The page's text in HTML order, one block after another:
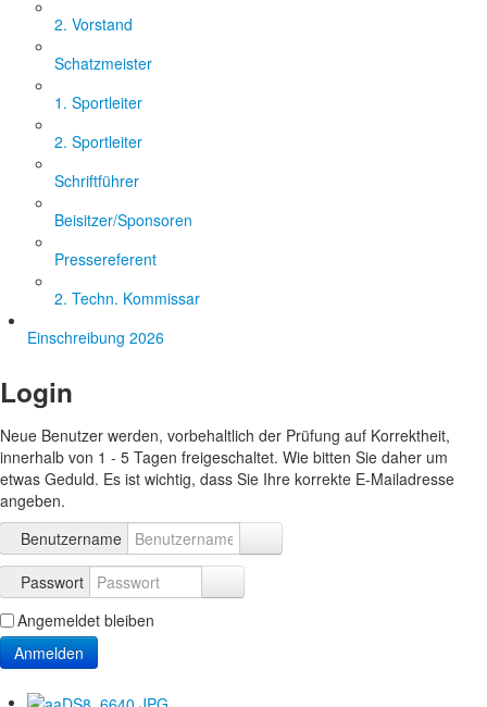
2. Vorstand
Schatzmeister
1. Sportleiter
2. Sportleiter
Schriftführer
Beisitzer/Sponsoren
Pressereferent
2. Techn. Kommissar
Einschreibung 2026
Login
Neue Benutzer werden, vorbehaltlich der Prüfung auf Korrektheit,
innerhalb von 1 - 5 Tagen freigeschaltet. Wie bitten Sie daher um
etwas Geduld. Es ist wichtig, dass Sie Ihre korrekte E-Mailadresse
angeben.
Benutzername
Passwort
Angemeldet bleiben
Anmelden